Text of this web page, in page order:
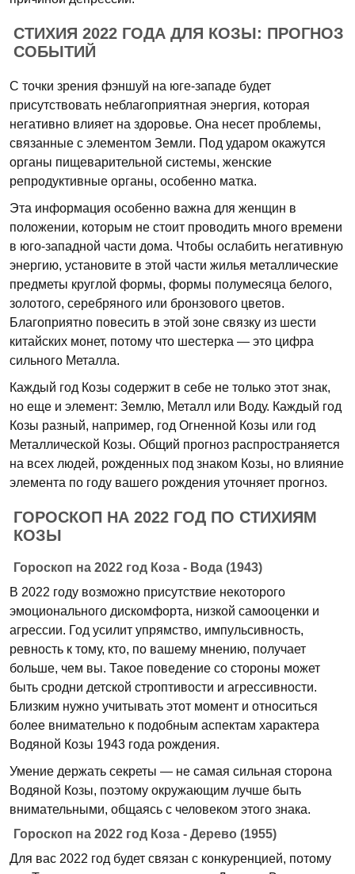
СТИХИЯ 2022 ГОДА ДЛЯ КОЗЫ: ПРОГНОЗ
СОБЫТИЙ
С точки зрения фэншуй на юге-западе будет
присутствовать неблагоприятная энергия, которая
негативно влияет на здоровье. Она несет проблемы,
связанные с элементом Земли. Под ударом окажутся
органы пищеварительной системы, женские
репродуктивные органы, особенно матка.
Эта информация особенно важна для женщин в
положении, которым не стоит проводить много времени
в юго-западной части дома. Чтобы ослабить негативную
энергию, установите в этой части жилья металлические
предметы круглой формы, формы полумесяца белого,
золотого, серебряного или бронзового цветов.
Благоприятно повесить в этой зоне связку из шести
китайских монет, потому что шестерка — это цифра
сильного Металла.
Каждый год Козы содержит в себе не только этот знак,
но еще и элемент: Землю, Металл или Воду. Каждый год
Козы разный, например, год Огненной Козы или год
Металлической Козы. Общий прогноз распространяется
на всех людей, рожденных под знаком Козы, но влияние
элемента по году вашего рождения уточняет прогноз.
ГОРОСКОП НА 2022 ГОД ПО СТИХИЯМ
КОЗЫ
Гороскоп на 2022 год Коза - Вода (1943)
В 2022 году возможно присутствие некоторого
эмоционального дискомфорта, низкой самооценки и
агрессии. Год усилит упрямство, импульсивность,
ревность к тому, кто, по вашему мнению, получает
больше, чем вы. Такое поведение со стороны может
быть сродни детской строптивости и агрессивности.
Близким нужно учитывать этот момент и относиться
более внимательно к подобным аспектам характера
Водяной Козы 1943 года рождения.
Умение держать секреты — не самая сильная сторона
Водяной Козы, поэтому окружающим лучше быть
внимательными, общаясь с человеком этого знака.
Гороскоп на 2022 год Коза - Дерево (1955)
Для вас 2022 год будет связан с конкуренцией, потому